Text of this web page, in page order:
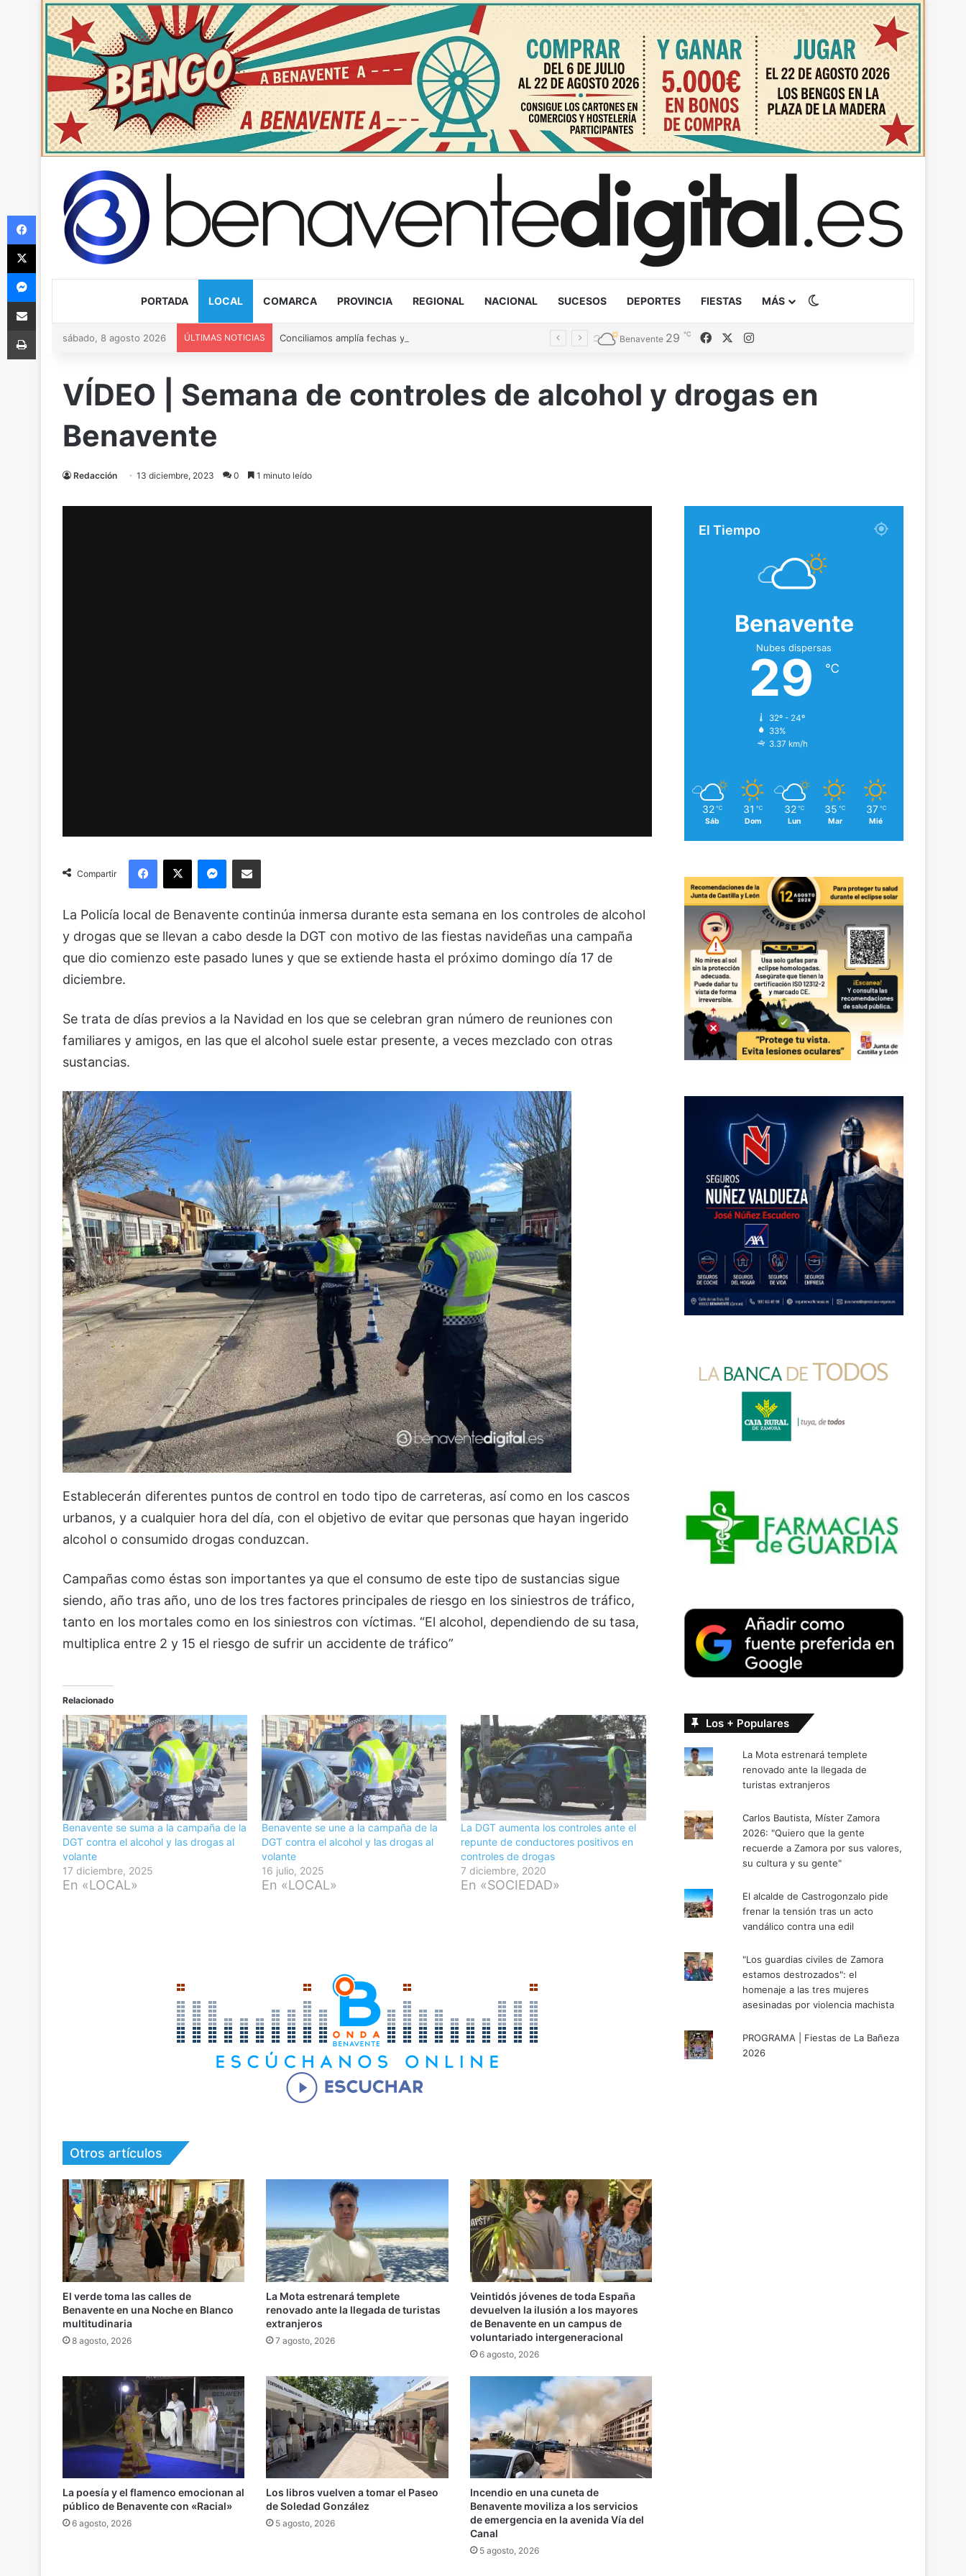
PORTADA LOCAL COMARCA PROVINCIA REGIONAL NACIONAL SUCESOS DEPORTES FIESTAS MÁS
sábado, 8 agosto 2026 ÚLTIMAS NOTICIAS Benavente 29 ℃ FacebookInstagram
VÍDEO | Semana de controles de alcohol y drogas en
Benavente
Redacción 13 diciembre, 2023 0 1 minuto leído
Compartir
Facebook
X Messenger
Compartir via Email
La Policía local de Benavente continúa inmersa durante esta semana en los controles de alcohol
y drogas que se llevan a cabo desde la DGT con motivo de las fiestas navideñas una campaña
que dio comienzo este pasado lunes y que se extiende hasta el próximo domingo día 17 de
diciembre.
Se trata de días previos a la Navidad en los que se celebran gran número de reuniones con
familiares y amigos, en las que el alcohol suele estar presente, a veces mezclado con otras
sustancias.
Establecerán diferentes puntos de control en todo tipo de carreteras, así como en los cascos
urbanos, y a cualquier hora del día, con el objetivo de evitar que personas que hayan ingerido
alcohol o consumido drogas conduzcan.
Campañas como éstas son importantes ya que el consumo de este tipo de sustancias sigue
siendo, año tras año, uno de los tres factores principales de riesgo en los siniestros de tráfico,
tanto en los mortales como en los siniestros con víctimas. “El alcohol, dependiendo de su tasa,
multiplica entre 2 y 15 el riesgo de sufrir un accidente de tráfico”
Relacionado
Benavente se suma a la campaña de la
DGT contra el alcohol y las drogas al
volante
17 diciembre, 2025
En «LOCAL»
Benavente se une a la campaña de la
DGT contra el alcohol y las drogas al
volante
16 julio, 2025
En «LOCAL»
La DGT aumenta los controles ante el
repunte de conductores positivos en
controles de drogas
7 diciembre, 2020
En «SOCIEDAD»
Otros artículos
El verde toma las calles de
Benavente en una Noche en Blanco
multitudinaria
8 agosto, 2026
La Mota estrenará templete
renovado ante la llegada de turistas
extranjeros
7 agosto, 2026
Veintidós jóvenes de toda España
devuelven la ilusión a los mayores
de Benavente en un campus de
voluntariado intergeneracional
6 agosto, 2026
La poesía y el flamenco emocionan al
público de Benavente con «Racial»
6 agosto, 2026
Los libros vuelven a tomar el Paseo
de Soledad González
5 agosto, 2026
Incendio en una cuneta de
Benavente moviliza a los servicios
de emergencia en la avenida Vía del
Canal
5 agosto, 2026
El Tiempo
Benavente
Nubes dispersas
29 ℃
32º - 24º
33%
3.37 km/h
32 ℃
Sáb
31 ℃
Dom
32 ℃
Lun
35 ℃
Mar
37 ℃
Mié
Los + Populares
La Mota estrenará templete
renovado ante la llegada de
turistas extranjeros
Carlos Bautista, Míster Zamora
2026: "Quiero que la gente
recuerde a Zamora por sus valores,
su cultura y su gente"
El alcalde de Castrogonzalo pide
frenar la tensión tras un acto
vandálico contra una edil
"Los guardias civiles de Zamora
estamos destrozados": el
homenaje a las tres mujeres
asesinadas por violencia machista
PROGRAMA | Fiestas de La Bañeza
2026
Facebook
X
Messenger
Compartir via Email